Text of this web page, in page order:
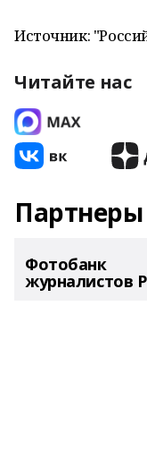
Источник:
Читайте нас
Партнеры
Фотобанк
журналистов